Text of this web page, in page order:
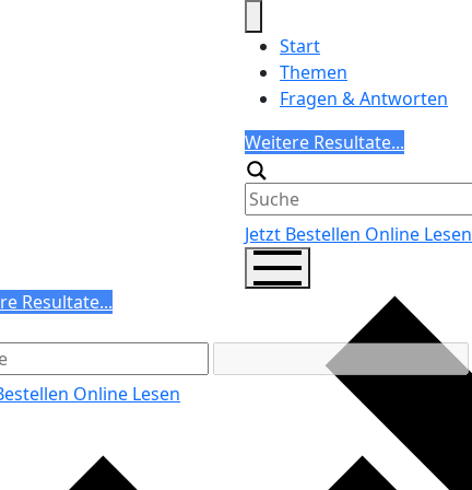
Start
Themen
Fragen & Antworten
Search
Weitere Resultate...
Generic filters
Jetzt Bestellen Online Lesen
Resultate...
filters
Online Lesen